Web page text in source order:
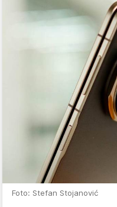
Foto: Stefan Stojanović